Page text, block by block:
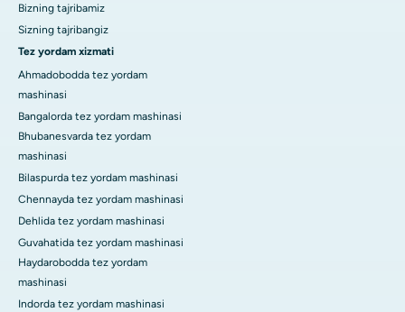
Bizning tajribamiz
Sizning tajribangiz
Tez yordam xizmati
Ahmadobodda tez yordam
mashinasi
Bangalorda tez yordam mashinasi
Bhubanesvarda tez yordam
mashinasi
Bilaspurda tez yordam mashinasi
Chennayda tez yordam mashinasi
Dehlida tez yordam mashinasi
Guvahatida tez yordam mashinasi
Haydarobodda tez yordam
mashinasi
Indorda tez yordam mashinasi